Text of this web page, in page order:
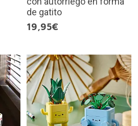
de gatito
19,95€